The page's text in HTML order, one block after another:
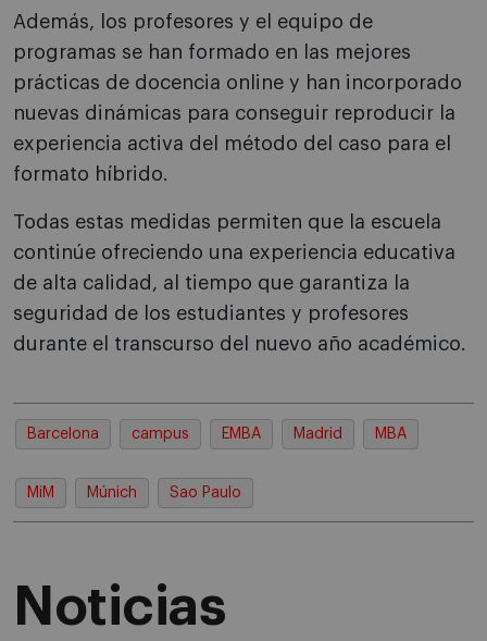
Además, los profesores y el equipo de
programas se han formado en las mejores
prácticas de docencia online y han incorporado
nuevas dinámicas para conseguir reproducir la
experiencia activa del método del caso para el
formato híbrido.
Todas estas medidas permiten que la escuela
continúe ofreciendo una experiencia educativa
de alta calidad, al tiempo que garantiza la
seguridad de los estudiantes y profesores
durante el transcurso del nuevo año académico.
Barcelona campus EMBA Madrid MBA
MiM Múnich Sao Paulo
Noticias